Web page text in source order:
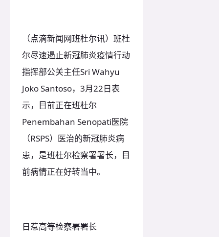
（点滴新闻网班杜尔讯）班杜
尔尽速遏止新冠肺炎疫情行动
指挥部公关主任Sri Wahyu
Joko Santoso，3月22日表
示，目前正在班杜尔
Penembahan Senopati医院
（RSPS）医治的新冠肺炎病
患，是班杜尔检察署署长，目
前病情正在好转当中。
日惹高等检察署署长